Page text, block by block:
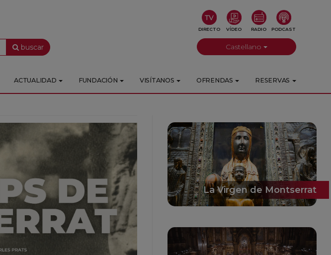
buscar
DIRECTO VÍDEO RADIO PODCAST
Castellano
ACTUALIDAD FUNDACIÓN VISÍTANOS OFRENDAS RESERVAS
La Virgen de Montserrat